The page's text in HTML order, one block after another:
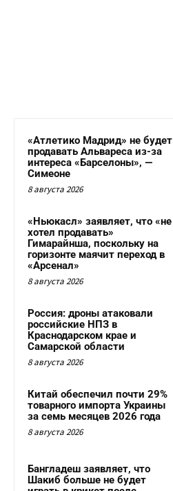
«Атлетико Мадрид» не будет
продавать Альвареса из-за
интереса «Барселоны», —
Симеоне
8 августа 2026
«Ньюкасл» заявляет, что «не
хотел продавать»
Гимарайнша, поскольку на
горизонте маячит переход в
«Арсенал»
8 августа 2026
Россия: дроны атаковали
российские НПЗ в
Краснодарском крае и
Самарской области
8 августа 2026
Китай обеспечил почти 29%
товарного импорта Украины
за семь месяцев 2026 года
8 августа 2026
Бангладеш заявляет, что
Шакиб больше не будет